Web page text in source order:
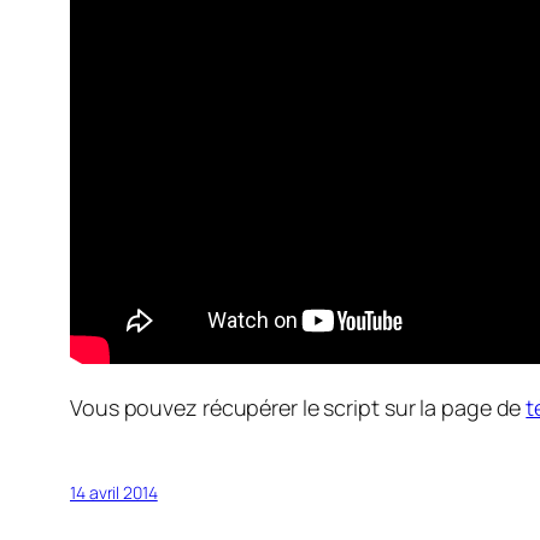
Vous pouvez récupérer le script sur la page de
14 avril 2014